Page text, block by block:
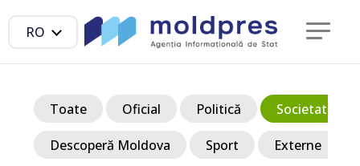
RO
Toate Oficial Politică Societate
Descoperă Moldova Sport Externe